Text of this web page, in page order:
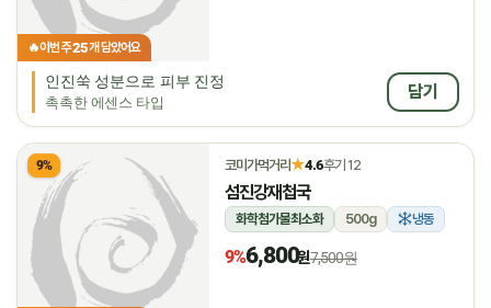
🔥이번 주25개 담았어요
인진쑥 성분으로 피부 진정
촉촉한 에센스 타입
담기
9% 코미가먹거리★4.6후기 12
섬진강재첩국
화학첨가물최소화 500g 냉동
9%6,800원7,500원